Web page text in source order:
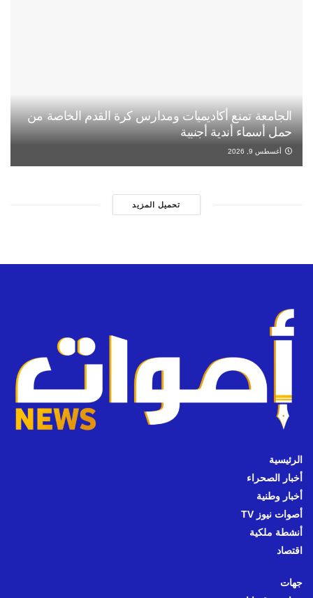
الجامعة تمنع أكاديميات ومدارس كرة القدم الخاصة من
حمل أسماء أندية أجنبية
أغسطس 9, 2026
تحميل المزيد
الرئيسية
أخبار الصحراء
أخبار وطنية
أصوات نيوز TV
أنشطة ملكية
اقتصاد
جهات